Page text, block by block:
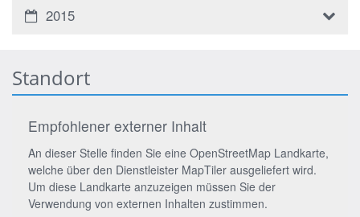
2015
Standort
Empfohlener externer Inhalt
An dieser Stelle finden Sie eine OpenStreetMap Landkarte,
welche über den Dienstleister MapTiler ausgeliefert wird.
Um diese Landkarte anzuzeigen müssen Sie der
Verwendung von externen Inhalten zustimmen.